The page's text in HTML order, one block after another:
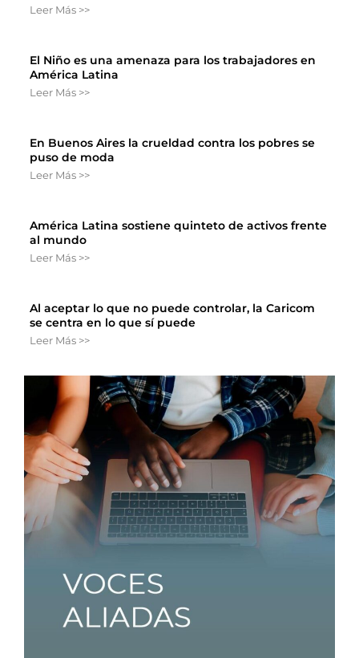
Leer Más >>
El Niño es una amenaza para los trabajadores en
América Latina
Leer Más >>
En Buenos Aires la crueldad contra los pobres se
puso de moda
Leer Más >>
América Latina sostiene quinteto de activos frente
al mundo
Leer Más >>
Al aceptar lo que no puede controlar, la Caricom
se centra en lo que sí puede
Leer Más >>